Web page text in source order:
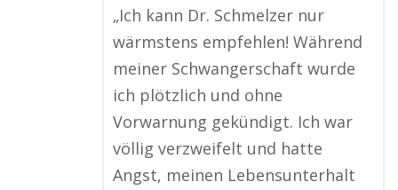
„Ich kann Dr. Schmelzer nur
wärmstens empfehlen! Während
meiner Schwangerschaft wurde
ich plötzlich und ohne
Vorwarnung gekündigt. Ich war
völlig verzweifelt und hatte
Angst, meinen Lebensunterhalt